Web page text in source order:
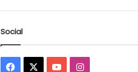
Social
Facebook YouTubeInstagram